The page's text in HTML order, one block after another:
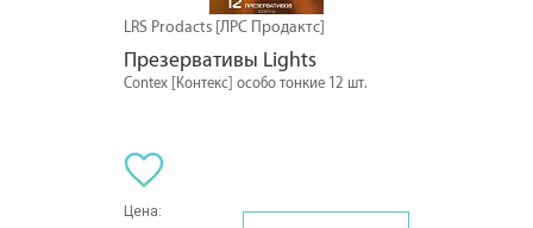
LRS Prodacts [ЛРС Продактс]
Презервативы Lights
Contex [Контекс] особо тонкие 12 шт.
Цена: